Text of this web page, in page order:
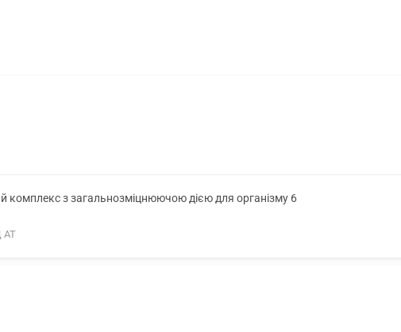
комплекс з загальнозміцнюючою дією для організму 6
АТ